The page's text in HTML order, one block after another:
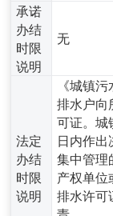
承诺
办结
时限
说明
无
法定
办结
时限
说明
《城镇
排水户向
可证。城
日内作出
集中管理
产权单位
排水许可